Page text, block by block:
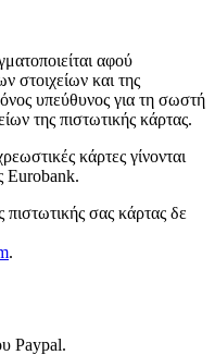
αφού
στοιχείων και της
υπεύθυνος για τη σωστή
της πιστωτικής κάρτας.
κάρτες γίνονται
Eurobank.
πιστωτικής σας κάρτας δε
.
Paypal.